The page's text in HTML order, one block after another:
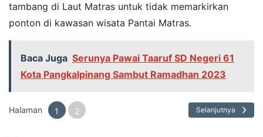
tambang di Laut Matras untuk tidak memarkirkan
ponton di kawasan wisata Pantai Matras.
Baca Juga Serunya Pawai Taaruf SD Negeri 61
Kota Pangkalpinang Sambut Ramadhan 2023
Halaman 1 2 Selanjutnya